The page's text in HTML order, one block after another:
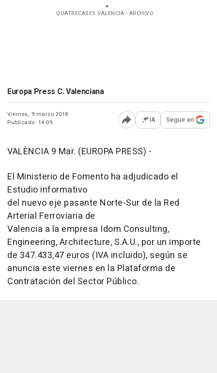
QUATRECASES VALENCIA - ARCHIVO
Europa Press C. Valenciana
Viernes, 9 marzo 2018
Publicado: 14:09
Abrir opciones para
IA Seguir en
VALÈNCIA 9 Mar. (EUROPA PRESS) -
El Ministerio de Fomento ha adjudicado el
Estudio informativo
del nuevo eje pasante Norte-Sur de la Red
Arterial Ferroviaria de
Valencia a la empresa Idom Consulting,
Engineering, Architecture, S.A.U., por un importe
de 347.433,47 euros (IVA incluido), según se
anuncia este viernes en la Plataforma de
Contratación del Sector Público.